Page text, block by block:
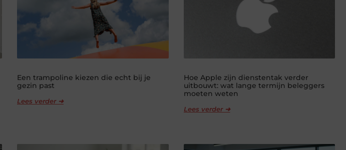
Een trampoline kiezen die echt bij je
gezin past
Lees verder ➜
Hoe Apple zijn dienstentak verder
uitbouwt: wat lange termijn beleggers
moeten weten
Lees verder ➜